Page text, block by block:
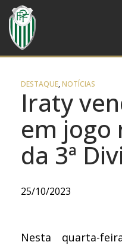
DESTAQUE,NOTÍCIAS
Iraty
em jogo
da 3ª
25/10/2023
Nesta quarta-